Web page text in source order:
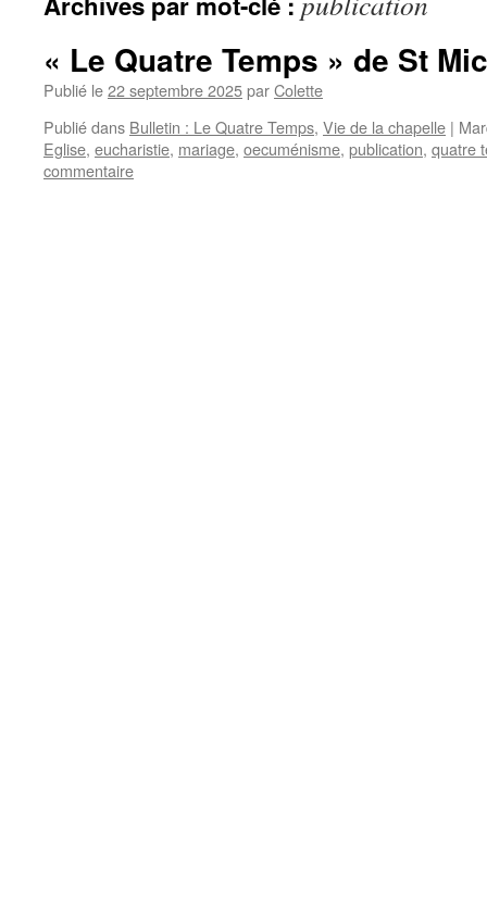
« Le Quatre Temps » de St
Publié le22 septembre 2025parColette
Publié dans Bulletin : Le Quatre Temps, Vie de la chapelle |
Eglise, eucharistie, mariage, oecuménisme, publication, quatre
commentaire